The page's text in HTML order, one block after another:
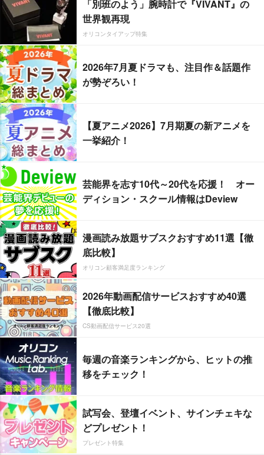
「別班のよう」腕時計で『VIVANT』の
世界観再現
オリコンタイアップ特集
2026年7月夏ドラマも、注目作＆話題作
が勢ぞろい！
【夏アニメ2026】7月期夏の新アニメを
一挙紹介！
芸能界を志す10代～20代を応援！ オー
ディション・スクール情報はDeview
漫画読み放題サブスクおすすめ11選【徹
底比較】
オリコン顧客満足度ランキング
2026年動画配信サービスおすすめ40選
【徹底比較】
CS動画配信サービス20選
毎週の音楽ランキングから、ヒットの推
移をチェック！
試写会、登壇イベント、サインチェキな
どプレゼント！
プレゼント特集